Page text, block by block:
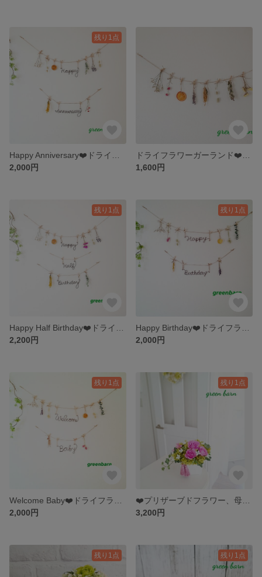
残り1点
2,000円
1,600円
残り1点
2,200円
残り1点
2,000円
残り1点
2,000円
残り1点
3,200円
残り1点 残り1点